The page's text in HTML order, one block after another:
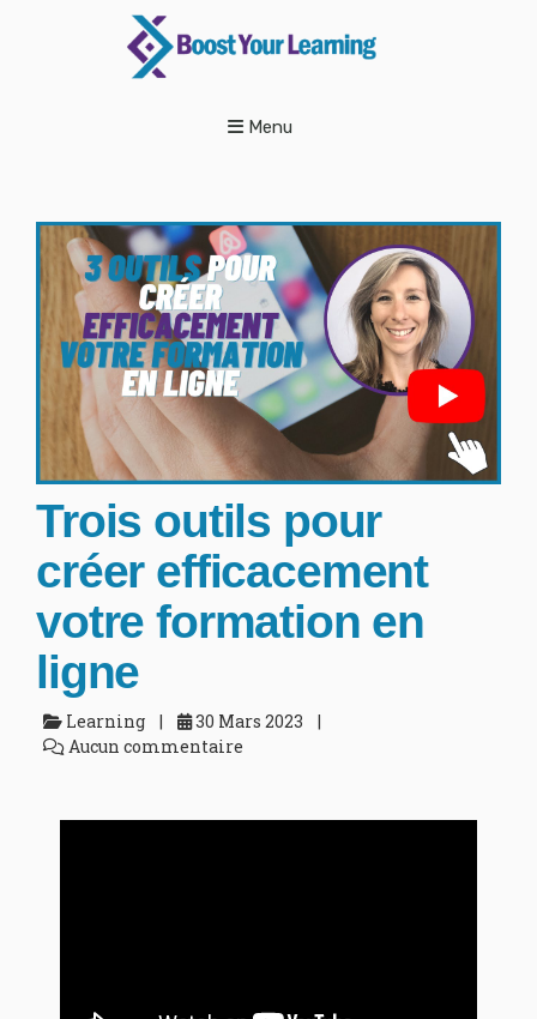
Menu
Trois outils pour
créer efficacement
votre formation en
ligne
Learning
30 Mars 2023
Aucun commentaire